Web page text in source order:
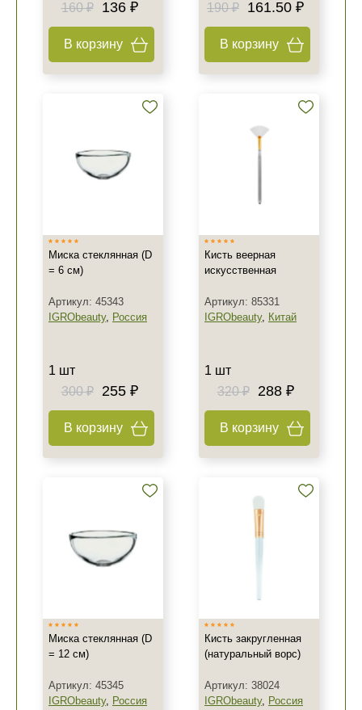
160 ₽
136 ₽
В корзину
190 ₽
161.50 ₽
В корзину
Миска стеклянная (D
= 6 см)
Артикул: 45343
IGRObeauty, Россия
1 шт
300 ₽
255 ₽
В корзину
Кисть веерная
искусственная
Артикул: 85331
IGRObeauty, Китай
1 шт
320 ₽
288 ₽
В корзину
Миска стеклянная (D
= 12 см)
Артикул: 45345
IGRObeauty, Россия
Кисть закругленная
(натуральный ворс)
Артикул: 38024
IGRObeauty, Россия